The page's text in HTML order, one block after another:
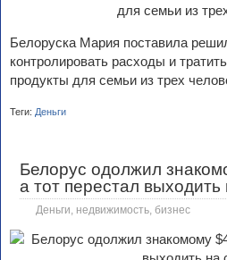
Белоруска Мария поставила
контролировать расходы и
продукты для семьи из трех
Теги: Деньги
Белорус одолжил
а тот перестал выходить
Деньги, недвижимость, бизнес